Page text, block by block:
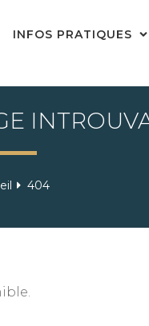
INFOS PRATIQUES
404